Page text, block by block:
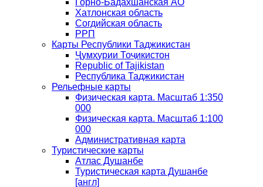
Хатлонская область
Согдийская область
РРП
Карты Республики Таджикистан
Ҷумҳурии Тоҷикистон
Republic of Tajikistan
Республика Таджикистан
Рельефные карты
Физическая карта. Масштаб 1:350
000
Физическая карта. Масштаб 1:100
000
Административная карта
Туристические карты
Атлас Душанбе
Туристическая карта Душанбе
[англ]